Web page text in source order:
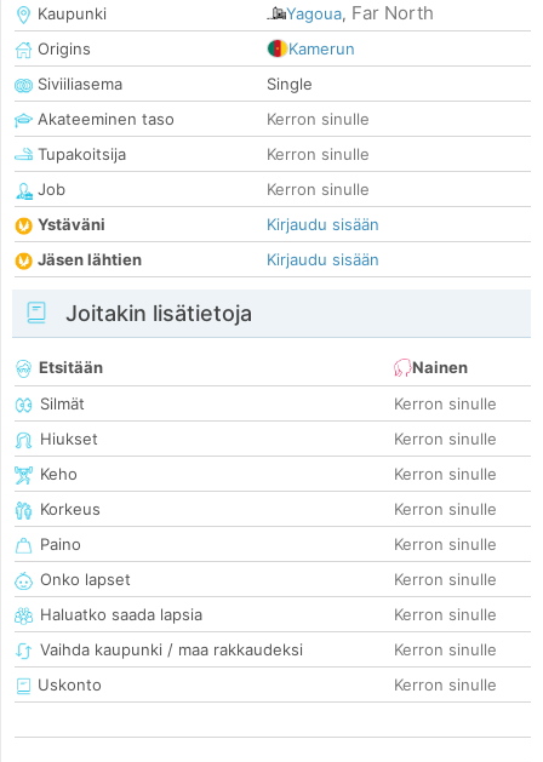
Kaupunki
Yagoua, Far North
Origins
Kamerun
Siviiliasema
Single
Akateeminen taso
Kerron sinulle
Tupakoitsija
Kerron sinulle
Job
Kerron sinulle
Ystäväni
Kirjaudu sisään
Jäsen lähtien
Kirjaudu sisään
Joitakin lisätietoja
Etsitään
Nainen
Silmät
Kerron sinulle
Hiukset
Kerron sinulle
Keho
Kerron sinulle
Korkeus
Kerron sinulle
Paino
Kerron sinulle
Onko lapset
Kerron sinulle
Haluatko saada lapsia
Kerron sinulle
Vaihda kaupunki / maa rakkaudeksi
Kerron sinulle
Uskonto
Kerron sinulle